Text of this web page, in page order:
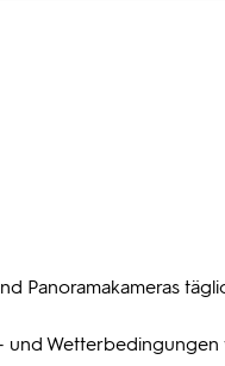
Panoramakameras
und Wetterbedingungen